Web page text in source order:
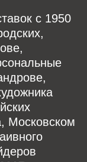
с 1950
Московском